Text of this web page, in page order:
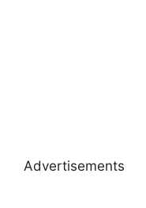
Advertisements